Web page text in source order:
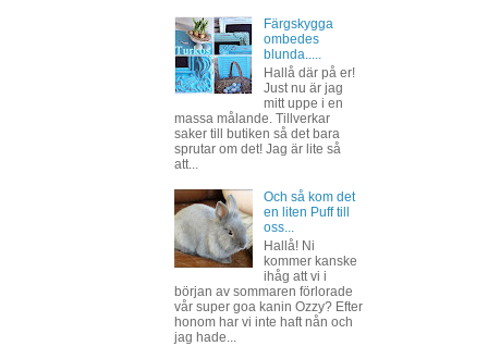
Färgskygga
ombedes
blunda.....
Hallå där på er!
Just nu är jag
mitt uppe i en
massa målande. Tillverkar
saker till butiken så det bara
sprutar om det! Jag är lite så
att...
Och så kom det
en liten Puff till
oss...
Hallå! Ni
kommer kanske
ihåg att vi i
början av sommaren förlorade
vår super goa kanin Ozzy? Efter
honom har vi inte haft nån och
jag hade...